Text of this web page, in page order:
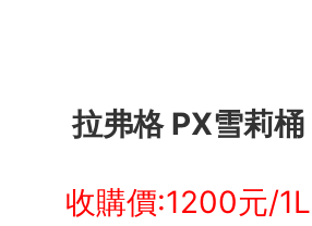
拉弗格 PX雪莉桶
收購價:1200元/1L